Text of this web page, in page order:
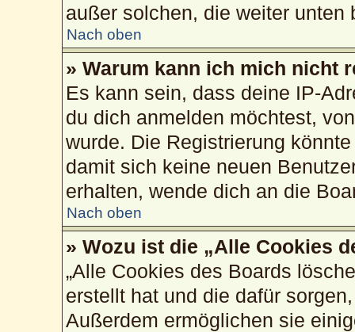
außer solchen, die weiter unten
Nach oben
» Warum kann ich mich nicht
Es kann sein, dass deine IP-
du dich anmelden möchtest,
wurde. Die Registrierung
damit sich keine neuen
erhalten, wende dich an die
Nach oben
» Wozu ist die „Alle Cookies
„Alle Cookies des Boards
erstellt hat und die dafür
Außerdem ermöglichen sie